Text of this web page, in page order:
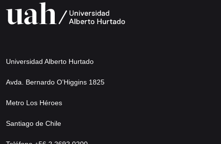
Universidad Alberto Hurtado
Avda. Bernardo O’Higgins 1825
Metro Los Héroes
Santiago de Chile